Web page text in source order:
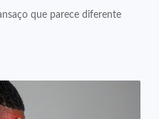
que parece diferente